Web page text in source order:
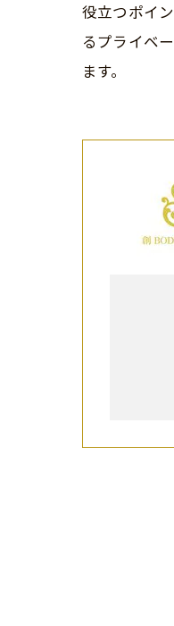
役立つポイ
るプライベ
ます。